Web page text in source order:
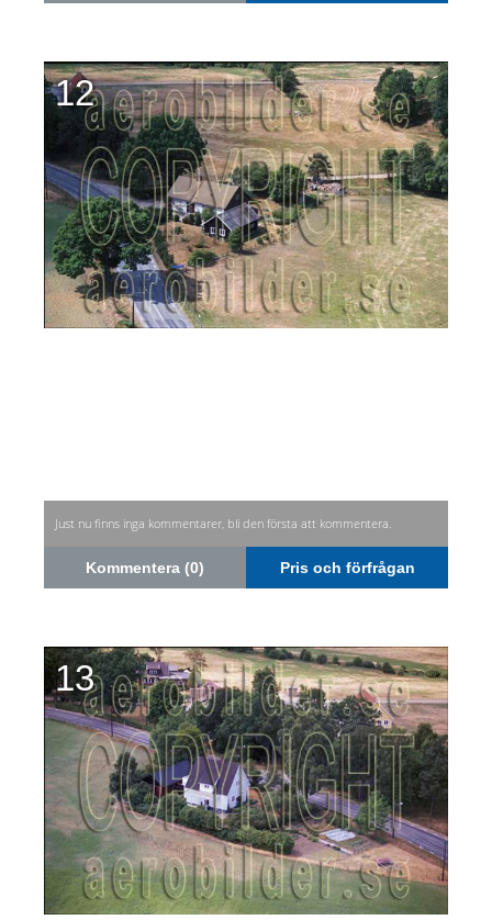
12
Just nu finns inga kommentarer, bli den första att kommentera.
Kommentera (0) Pris och förfrågan
13